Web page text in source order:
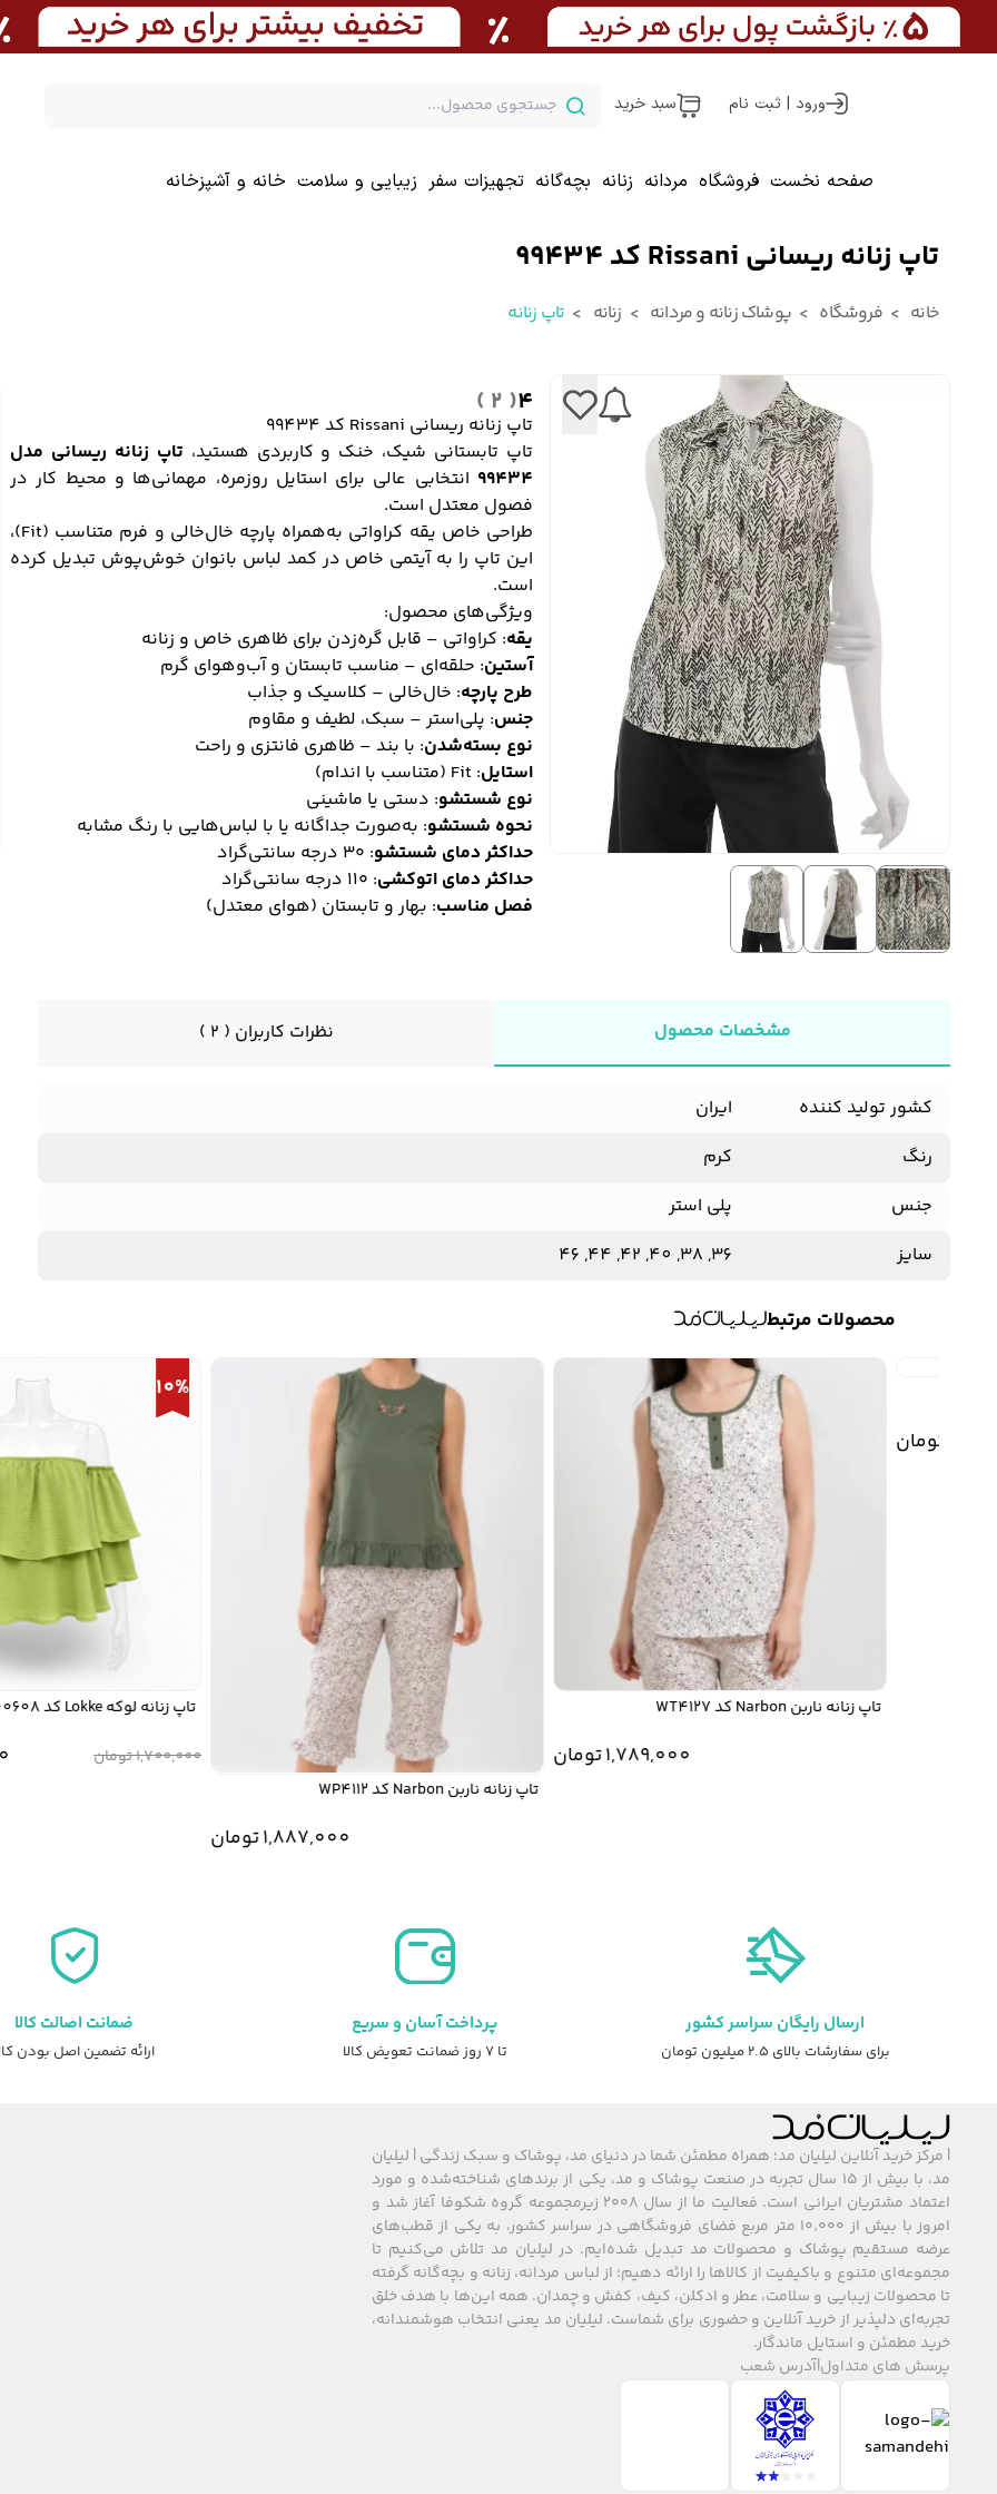
سبد خرید ورود | ثبت نام
صفحه نخست فروشگاه مردانه زنانه بچه‌گانه تجهیزات سفر زیبایی و سلامت خانه و آشپزخانه
تاپ زنانه ریسانی Rissani کد 99434
خانه فروشگاه پوشاک زنانه و مردانه زنانه تاپ زنانه
4
( 2 )
تاپ زنانه ریسانی Rissani کد 99434
تاپ تابستانی شیک، خنک و کاربردی هستید، تاپ زنانه ریسانی مدل
99434 انتخابی عالی برای استایل روزمره، مهمانی‌ها و محیط کار در
فصول معتدل است.
طراحی خاص یقه کراواتی به‌همراه پارچه خال‌خالی و فرم متناسب (Fit)،
این تاپ را به آیتمی خاص در کمد لباس بانوان خوش‌پوش تبدیل کرده
است.
ویژگی‌های محصول:
یقه: کراواتی – قابل گره‌زدن برای ظاهری خاص و زنانه
آستین: حلقه‌ای – مناسب تابستان و آب‌و‌هوای گرم
طرح پارچه: خال‌خالی – کلاسیک و جذاب
جنس: پلی‌استر – سبک، لطیف و مقاوم
نوع بسته‌شدن: با بند – ظاهری فانتزی و راحت
استایل: Fit (متناسب با اندام)
نوع شستشو: دستی یا ماشینی
نحوه شستشو: به‌صورت جداگانه یا با لباس‌هایی با رنگ مشابه
حداکثر دمای شستشو: ۳۰ درجه سانتی‌گراد
حداکثر دمای اتوکشی: ۱۱۰ درجه سانتی‌گراد
فصل مناسب: بهار و تابستان (هوای معتدل)
مشخصات محصول نظرات کاربران ( 2 )
کشور تولید کننده
ایران
رنگ
کرم
جنس
پلی استر
سایز
36, 38, 40, 42, 44, 46
محصولات مرتبط
تومان
تاپ زنانه ناربن Narbon کد WT4127
1,789,000تومان
تاپ زنانه ناربن Narbon کد WP4112
1,887,000تومان
10%
تاپ زنانه لوکه Lokke کد 00608
1,700,000تومان
ارسال رایگان سراسر کشور
برای سفارشات بالای ۲.۵ میلیون تومان
پرداخت آسان و سریع
تا ۷ روز ضمانت تعویض کالا
ضمانت اصالت کالا
ارائه تضمین اصل بودن
| مرکز خرید آنلاین لیلیان مد؛ همراه مطمئن شما در دنیای مد، پوشاک و سبک زندگی | لیلیان
مد، با بیش از ۱۵ سال تجربه در صنعت پوشاک و مد، یکی از برندهای شناخته‌شده و مورد
اعتماد مشتریان ایرانی است. فعالیت ما از سال ۲۰۰۸ زیرمجموعه گروه شکوفا آغاز شد و
امروز با بیش از ۱۰٬۰۰۰ متر مربع فضای فروشگاهی در سراسر کشور، به یکی از قطب‌های
عرضه مستقیم پوشاک و محصولات مد تبدیل شده‌ایم. در لیلیان مد تلاش می‌کنیم تا
مجموعه‌ای متنوع و باکیفیت از کالاها را ارائه دهیم؛ از لباس مردانه، زنانه و بچه‌گانه گرفته
تا محصولات زیبایی و سلامت، عطر و ادکلن، کیف، کفش و چمدان. همه این‌ها با هدف خلق
تجربه‌ای دلپذیر از خرید آنلاین و حضوری برای شماست. لیلیان مد یعنی انتخاب هوشمندانه،
خرید مطمئن و استایل ماندگار.
پرسش های متداول|آدرس شعب